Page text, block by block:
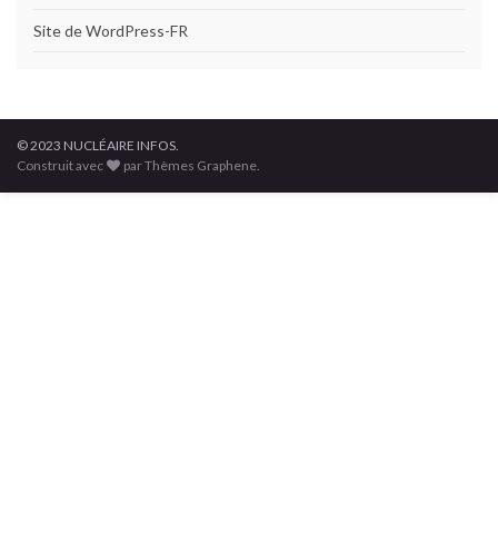
Site de WordPress-FR
© 2023 NUCLÉAIRE INFOS.
Construit avec
par Thèmes Graphene.